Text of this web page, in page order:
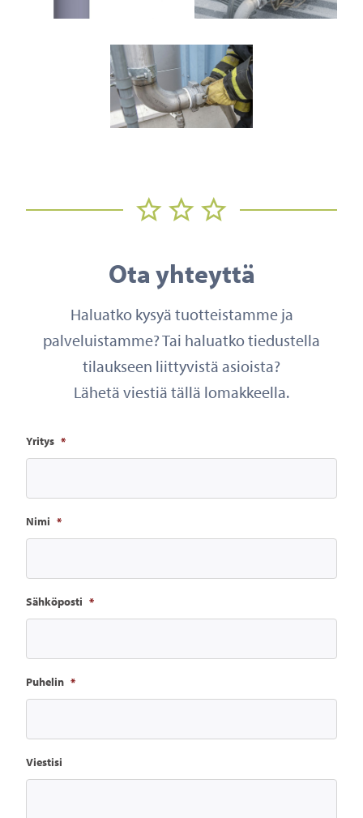
Ota yhteyttä
Haluatko kysyä tuotteistamme ja
palveluistamme? Tai haluatko tiedustella
tilaukseen liittyvistä asioista?
Lähetä viestiä tällä lomakkeella.
Yritys *
Nimi *
Sähköposti *
Puhelin *
Viestisi